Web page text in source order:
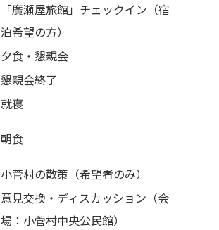
「廣瀬屋旅館」チェックイン（宿
泊希望の方）
夕食・懇親会
懇親会終了
就寝
朝食
小菅村の散策（希望者のみ）
意見交換・ディスカッション（会
場：小菅村中央公民館）